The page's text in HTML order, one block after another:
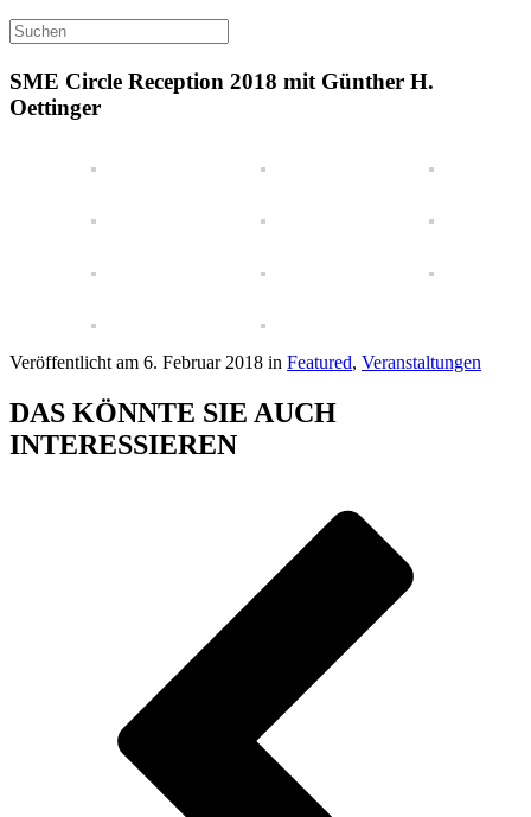
SME Circle Reception 2018 mit Günther H.
Oettinger
Veröffentlicht am 6. Februar 2018 in Featured, Veranstaltungen
DAS KÖNNTE SIE AUCH
INTERESSIEREN